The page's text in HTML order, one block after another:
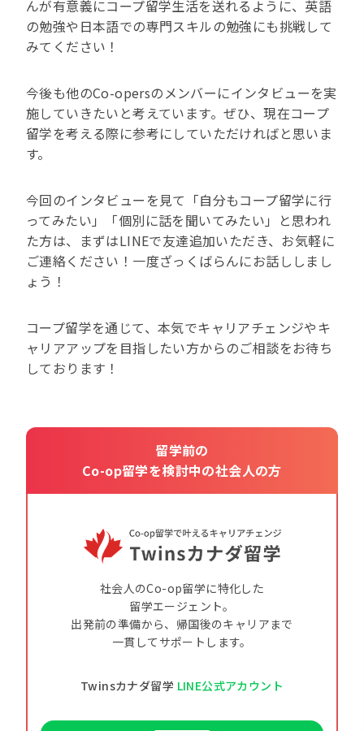
んが有意義にコープ留学生活を送れるように、英語
の勉強や日本語での専門スキルの勉強にも挑戦して
みてください！
今後も他のCo-opersのメンバーにインタビューを実
施していきたいと考えています。ぜひ、現在コープ
留学を考える際に参考にしていただければと思いま
す。
今回のインタビューを見て「自分もコープ留学に行
ってみたい」「個別に話を聞いてみたい」と思われ
た方は、まずはLINEで友達追加いただき、お気軽に
ご連絡ください！一度ざっくばらんにお話ししまし
ょう！
コープ留学を通じて、本気でキャリアチェンジやキ
ャリアアップを目指したい方からのご相談をお待ち
しております！
留学前の
Co-op留学を検討中の社会人の方
社会人のCo-op留学に特化した
留学エージェント。
出発前の準備から、帰国後のキャリアまで
一貫してサポートします。
Twinsカナダ留学 LINE公式アカウント